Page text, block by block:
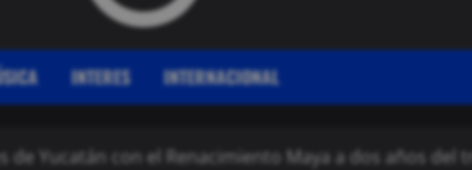
INTERES INTERNACIONAL
de Yucatán con el Renacimiento Maya a dos años